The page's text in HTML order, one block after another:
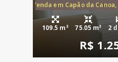
Mar à Venda em Capão da
109.5 m² 75.05 m² 2
R$